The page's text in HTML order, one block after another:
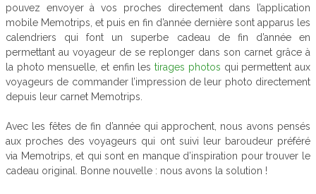
pouvez envoyer à vos proches directement dans l’application
mobile Memotrips, et puis en fin d’année dernière sont apparus les
calendriers qui font un superbe cadeau de fin d’année en
permettant au voyageur de se replonger dans son carnet grâce à
la photo mensuelle, et enfin lestirages photos qui permettent aux
voyageurs de commander l’impression de leur photo directement
depuis leur carnet Memotrips.
Avec les fêtes de fin d’année qui approchent, nous avons pensés
aux proches des voyageurs qui ont suivi leur baroudeur préféré
via Memotrips, et qui sont en manque d’inspiration pour trouver le
cadeau original. Bonne nouvelle : nous avons la solution !